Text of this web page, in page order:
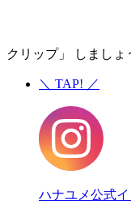
クリップ」 しましょ
＼ TAP! ／
ハナユメ公式